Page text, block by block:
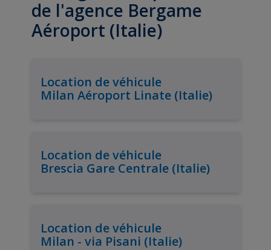
de l'agence Bergame
Aéroport (Italie)
Location de véhicule
Milan Aéroport Linate (Italie)
Location de véhicule
Brescia Gare Centrale (Italie)
Location de véhicule
Milan - via Pisani (Italie)